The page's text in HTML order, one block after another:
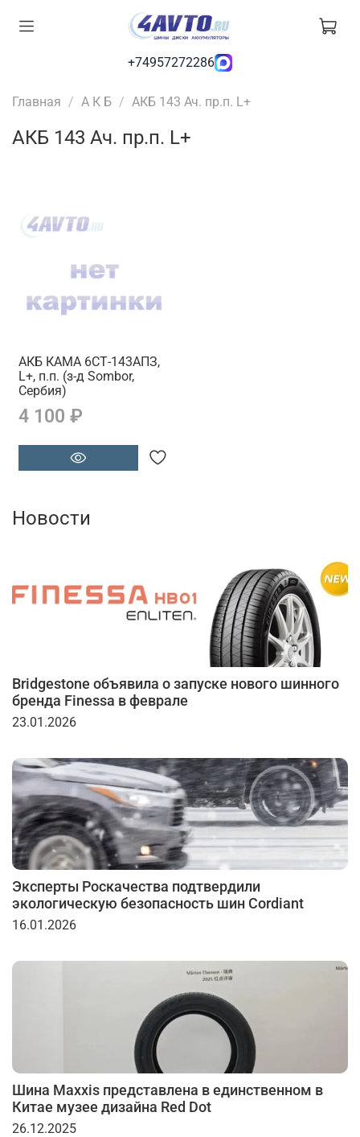
+74957272286
Главная А К Б АКБ 143 Ач. пр.п. L+
АКБ 143 Ач. пр.п. L+
АКБ КАМА 6СТ-143АПЗ,
L+, п.п. (з-д Sombor,
Сербия)
4 100 ₽
Новости
Bridgestone объявила о запуске нового шинного
бренда Finessa в феврале
23.01.2026
Эксперты Роскачества подтвердили
экологическую безопасность шин Cordiant
16.01.2026
Шина Maxxis представлена в единственном в
Китае музее дизайна Red Dot
26.12.2025